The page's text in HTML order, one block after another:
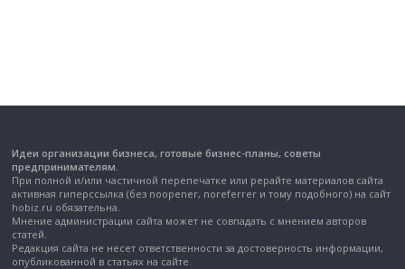
Идеи организации бизнеса, готовые бизнес-планы, советы
предпринимателям.
При полной и/или частичной перепечатке или рерайте материалов сайта
активная гиперссылка (без noopener, noreferrer и тому подобного) на сайт
hobiz.ru обязательна.
Мнение администрации сайта может не совпадать с мнением авторов
статей.
Редакция сайта не несет ответственности за достоверность информации,
опубликованной в статьях на сайте.